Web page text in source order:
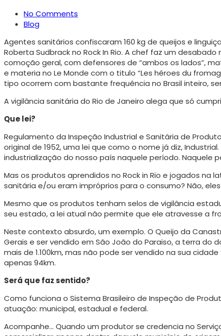
No Comments
Blog
Agentes sanitários confiscaram 160 kg de queijos e
Roberta Sudbrack no Rock In Rio. A chef faz um
comoção geral, com defensores de “ambos os lados”,
e materia no Le Monde com o titulo “Les héroes du
tipo ocorrem com bastante frequência no Brasil inteiro,
A vigilância sanitária do Rio de Janeiro alega que só
Que lei?
Regulamento da Inspeção Industrial e Sanitária de
original de 1952, uma lei que como o nome já diz,
industrialização do nosso país naquele período. Naquele
Mas os produtos aprendidos no Rock in Rio e jogados na
sanitária e/ou eram impróprios para o consumo? Não,
Mesmo que os produtos tenham selos de vigilância
seu estado, a lei atual não permite que ele atravesse a
Neste contexto absurdo, um exemplo. O Queijo da
Gerais e ser vendido em São João do Paraiso, a terra do
mais de 1.100km, mas não pode ser vendido na sua
apenas 94km.
Será que faz sentido?
Como funciona o Sistema Brasileiro de Inspeção de
atuação: municipal, estadual e federal.
Acompanhe… Quando um produtor se credencia no